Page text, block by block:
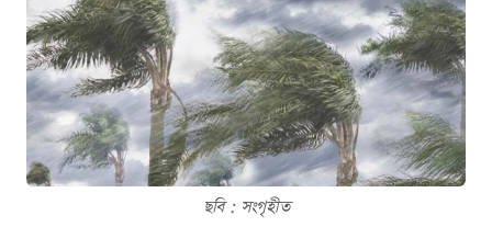
ছবি : সংগৃহীত